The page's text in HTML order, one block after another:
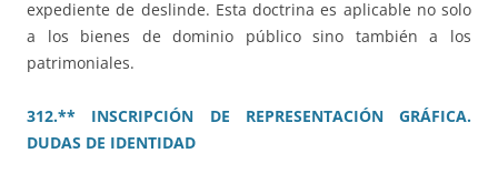
expediente de deslinde. Esta doctrina es aplicable no solo
a los bienes de dominio público sino también a los
patrimoniales.
312.** INSCRIPCIÓN DE REPRESENTACIÓN GRÁFICA.
DUDAS DE IDENTIDAD